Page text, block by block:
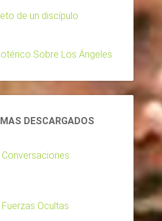
de un discípulo
Sobre Los Ángeles
DESCARGADOS
Ocultas